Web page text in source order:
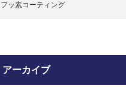
フッ素コーティング
アーカイブ